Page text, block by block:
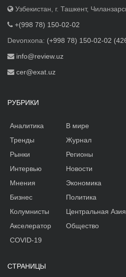
Узбекистан, г. Ташкент,
+(998 78) 150-02-02
Devonxona: (+998 78) 150-02-02
info@review.uz
cer@exat.uz
РУБРИКИ
Аналитика
Тренды
Рынки
Интервью
Мнения
Бизнес
Колумнисты
Акселератор
В мире
Журнал
Регионы
Новости
Экономика
Политика
Центральная Азия
Общество
COVID-19
СТРАНИЦЫ